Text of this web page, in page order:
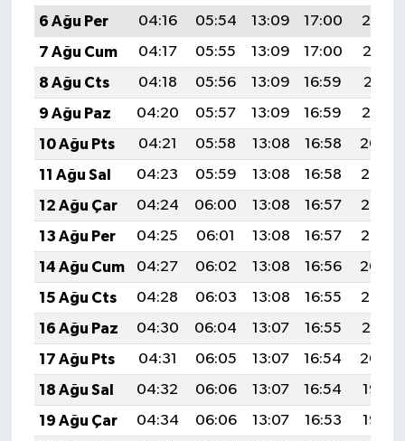
6 Ağu Per
04:16 05:54 13:09 17:00
20:14
7 Ağu Cum
04:17 05:55 13:09 17:00
20:12
8 Ağu Cts
04:18 05:56 13:09 16:59
20:11
9 Ağu Paz
04:20 05:57 13:09 16:59
20:10
10 Ağu Pts
04:21 05:58 13:08 16:58
20:09
11 Ağu Sal
04:23 05:59 13:08 16:58
20:08
12 Ağu Çar
04:24 06:00 13:08 16:57
20:06
13 Ağu Per
04:25 06:01 13:08 16:57
20:05
14 Ağu Cum
04:27 06:02 13:08 16:56
20:04
15 Ağu Cts
04:28 06:03 13:08 16:55
20:02
16 Ağu Paz
04:30 06:04 13:07 16:55
20:01
17 Ağu Pts
04:31 06:05 13:07 16:54
20:00
18 Ağu Sal
04:32 06:06 13:07 16:54
19:58
19 Ağu Çar
04:34 06:06 13:07 16:53
19:57